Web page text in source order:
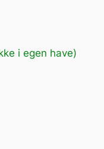
i egen have)